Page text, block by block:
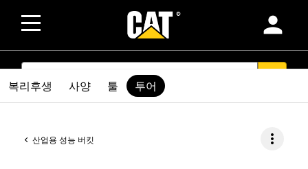
person
SEARCH
산업용 성능 버킷 more_vert
복리후생 사양 툴 투어